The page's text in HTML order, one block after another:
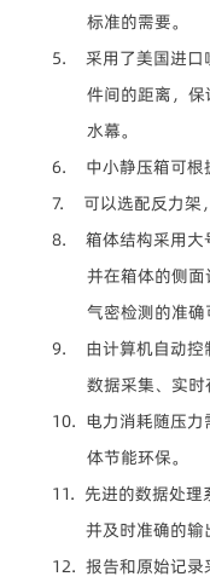
标准的需要。
5. 采用了美国进口
件间的距离，
水幕。
6. 中小静压箱可根
7. 可以选配反力架
8. 箱体结构采用大
并在箱体的侧
气密检测的准确
9. 由计算机自动控
数据采集、实时
10. 电力消耗随压力
体节能环保。
11. 先进的数据处理
并及时准确的输
12. 报告和原始记录